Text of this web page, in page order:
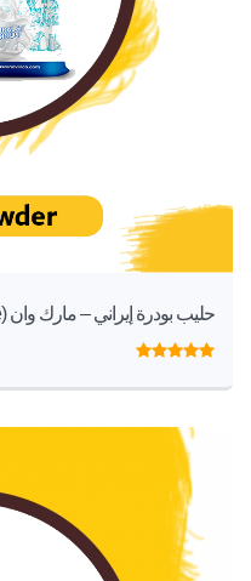
حليب بودرة إيراني – مارك وان (Mark One)